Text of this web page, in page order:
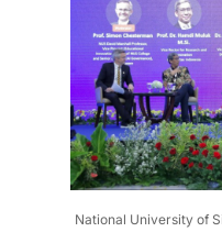
National University of